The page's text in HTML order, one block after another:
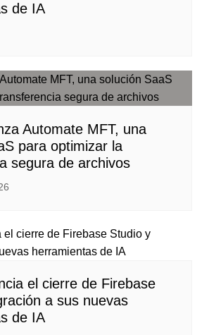
de IA
Automate MFT, una
para optimizar la
segura de archivos
el cierre de Firebase
a sus nuevas
de IA